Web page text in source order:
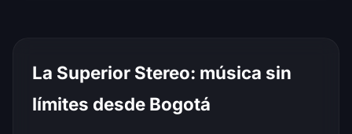
La Superior Stereo: música sin
límites desde Bogotá